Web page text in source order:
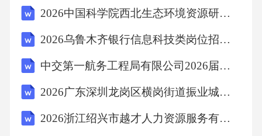
款。-实务建议：要求供应商提供不可抗力证明
同。解析：不可抗力需“不能预见、不能避免且
不能克服”，若供应商未达标准，己方有权主张
部分免责，但需及时通知对方。4.答案：-尽职
调查环节：1.客户背景调查（信用、诉讼记
录）；2.合同条款评审（格式条款、违约责
2026中国科学院西北生态环境资源研究院招聘备考题库附答案详解（满分必刷）
2026乌鲁木齐银行信息科技类岗位招聘备考题库及答案详解（必刷）
中交第一航务工程局有限公司2026届春季校园招聘25人备考题库含答案详解（综合卷）
2026广东深圳龙岗区横岗街道振业城第一幼儿园招聘1人备考题库及一套参考答案详解
2026浙江绍兴市越才人力资源服务有限责任公司招聘1人备考题库及答案详解（真题汇编）